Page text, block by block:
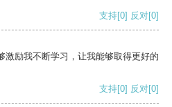
支持[0] 反对[0]
激励我不断学习，让我能够取得更好的
支持[0] 反对[0]